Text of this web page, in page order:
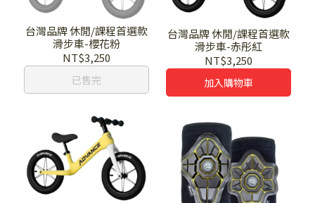
台灣品牌 休閒/課程首選款
滑步車-櫻花粉
NT$3,250
已售完
台灣品牌 休閒/課程首選款
滑步車-赤彤紅
NT$3,250
加入購物車